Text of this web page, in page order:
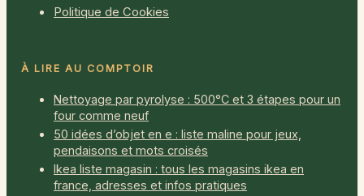
Politique de Cookies
À LIRE AU COMPTOIR
Nettoyage par pyrolyse : 500°C et 3 étapes pour un
four comme neuf
50 idées d’objet en e : liste maline pour jeux,
pendaisons et mots croisés
Ikea liste magasin : tous les magasins ikea en
france, adresses et infos pratiques